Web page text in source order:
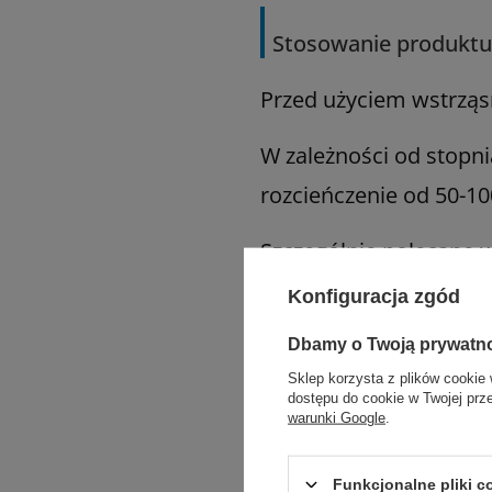
Stosowanie
Przed użyciem
W zależności od
rozcieńczenie od 50-
Szczególnie
lotniska, hale
Uwaga:Produkt
mało widocznym
zachowania
preparatem Clinex
Konfiguracja zgód
Dbamy o Twoją
Sklep korzysta z plików cookie
dostępu do cookie w Twojej
warunki Google
Funkcjonalne pliki